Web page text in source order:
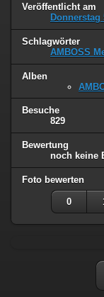
Veröffentlicht am
Donnerstag
Schlagwörter
AMBOSS
Alben
Besuche
829
Bewertung
noch keine
Foto bewerten
0